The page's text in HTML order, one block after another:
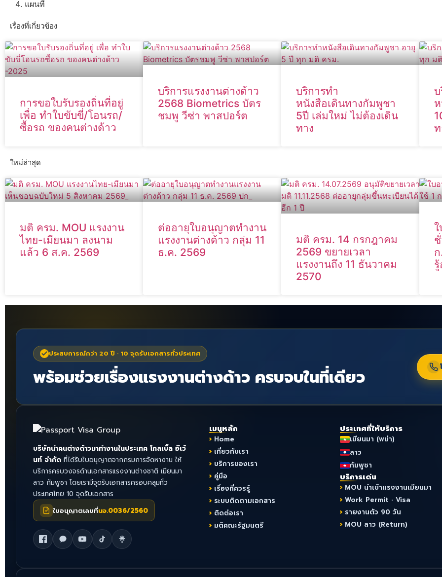
แผนที่
เรื่องที่เกี่ยวข้อง
การขอใบรับรองถิ่นที่อยู่
เพื่อ ทำใบขับขี่/โอนรถ/
ซื้อรถ ของคนต่างด้าว
บริการแรงงานต่างด้าว
2568 Biometrics บัตร
ชมพู วีซ่า พาสปอร์ต
บริการทำ
หนังสือเดินทางกัมพูชา
5ปี เล่มใหม่ ไม่ต้องเดิน
ทาง
ท
ใหม่ล่าสุด
มติ ครม. MOU แรงงาน
ไทย-เมียนมา ลงนาม
แล้ว 6 ส.ค. 2569
ต่ออายุใบอนุญาตทำงาน
แรงงานต่างด้าว กลุ่ม 11
ธ.ค. 2569
มติ ครม. 14 กรกฎาคม
2569 ขยายเวลา
แรงงานถึง 11 ธันวาคม
2570
ประสบการณ์กว่า 20 ปี · 10 จุดรับเอกสารทั่วประเทศ
พร้อมช่วยเรื่องแรงงานต่างด้าว ครบจบในที่เดียว
บริษัทนำคนต่างด้าวมาทำงานในประเทศ โกลเบิ้ล อีเว้
นท์ จำกัด ที่ได้รับใบอนุญาตจากกรมการจัดหางาน ให้
บริการครบวงจรด้านเอกสารแรงงานต่างชาติ เมียนมา
ลาว กัมพูชา โดยเรามีจุดรับเอกสารครอบคลุมทั่ว
ประเทศไทย 10 จุดรับเอกสาร
ใบอนุญาตเลขที่นจ.0036/2560
เมนูหลัก
Home
เกี่ยวกับเรา
บริการของเรา
คู่มือ
เรื่องที่ควรรู้
ระบบติดตามเอกสาร
ติดต่อเรา
มติคณะรัฐมนตรี
ประเทศที่ให้บริการ
เมียนมา (พม่า)
ลาว
กัมพูชา
บริการเด่น
MOU นำเข้าแรงงานเมียนมา
Work Permit · Visa
รายงานตัว 90 วัน
MOU ลาว (Return)